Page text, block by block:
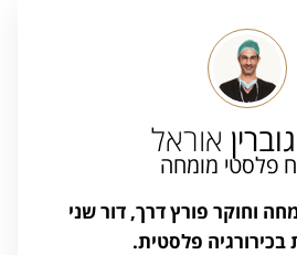
אוראל
פלסטי מומחה
וחוקר פורץ דרך, דור שני
בכירורגיה פלסטית.